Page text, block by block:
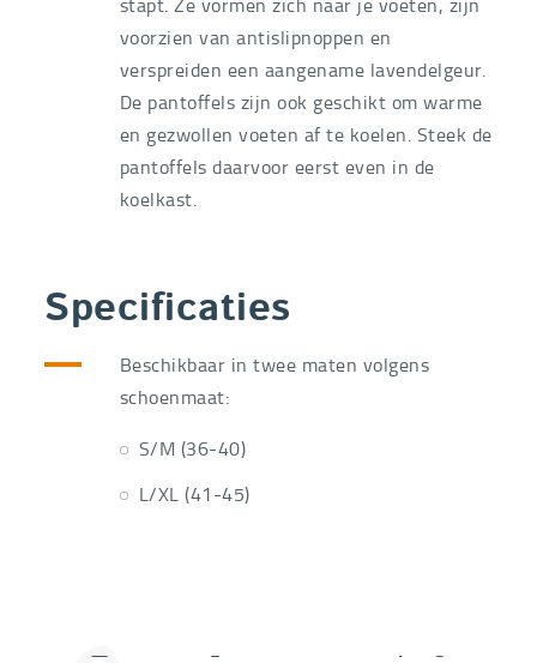
voorzien van antislipnoppen en
verspreiden een aangename lavendelgeur.
De pantoffels zijn ook geschikt om warme
en gezwollen voeten af te koelen. Steek de
pantoffels daarvoor eerst even in de
koelkast.
Specificaties
Beschikbaar in twee maten volgens
schoenmaat:
S/M (36-40)
L/XL (41-45)